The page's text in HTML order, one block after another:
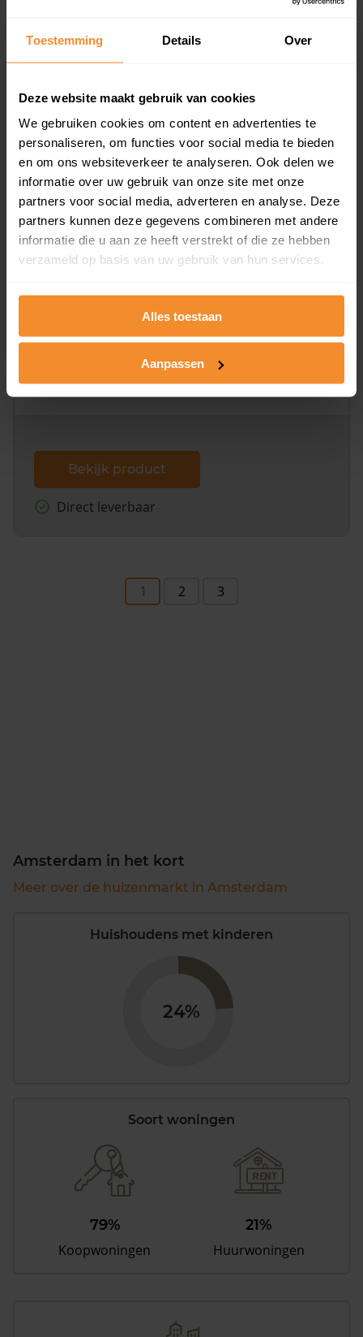
Toestemming Details Over
Deze website maakt gebruik van cookies
We gebruiken cookies om content en advertenties te
personaliseren, om functies voor social media te bieden
en om ons websiteverkeer te analyseren. Ook delen we
informatie over uw gebruik van onze site met onze
partners voor social media, adverteren en analyse. Deze
partners kunnen deze gegevens combineren met andere
informatie die u aan ze heeft verstrekt of die ze hebben
verzameld op basis van uw gebruik van hun services.
Alles toestaan
Aanpassen
Een overzicht van alle verkochte woningen (koopsom
inclusief een jaar lang gratis updates van nieuwe
Bekijk product
Direct leverbaar
Kadastrale kaart pakket
Alleen globale ligging perceel
Een uitgebreid overzicht van het perceel en
omliggende percelen met de kadastrale erfgrenzen,
dit inclusief de luchtfoto!
Bekijk product
Direct leverbaar
1 2 3
Amsterdam in het kort
Meer over de huizenmarkt in Amsterdam
Huishoudens met kinderen
24%
Soort woningen
79%
Koopwoningen
21%
Huurwoningen